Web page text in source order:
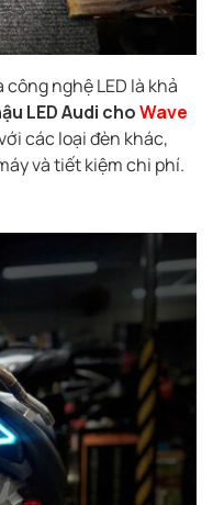
nghệ LED là khả
LED Audi choWave
các loại đèn khác,
và tiết kiệm chi phí.